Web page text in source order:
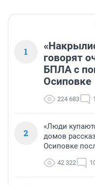
1
говорят
БПЛА с
Осиповке
224 683
2
«Люди
домов
Осиповке
42 322